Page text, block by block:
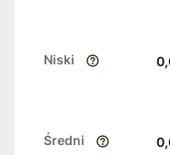
Niski
Średni